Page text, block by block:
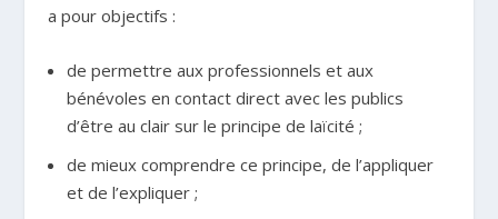
a pour objectifs :
de permettre aux professionnels et aux
bénévoles en contact direct avec les publics
d’être au clair sur le principe de laïcité ;
de mieux comprendre ce principe, de l’appliquer
et de l’expliquer ;